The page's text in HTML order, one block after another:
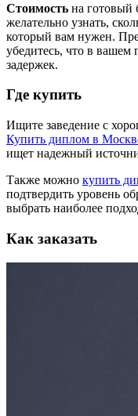
Стоимость на готовый
желательно узнать,
который вам нужен.
убедитесь, что в вашем
задержек.
Где купить
Ищите заведение с
Купить диплом в
ищет надежный
Также можно купить
подтвердить уровень
выбрать наиболее
Как заказать